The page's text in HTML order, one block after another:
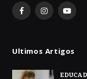
FacebookInstagram
Ultimos Artigos